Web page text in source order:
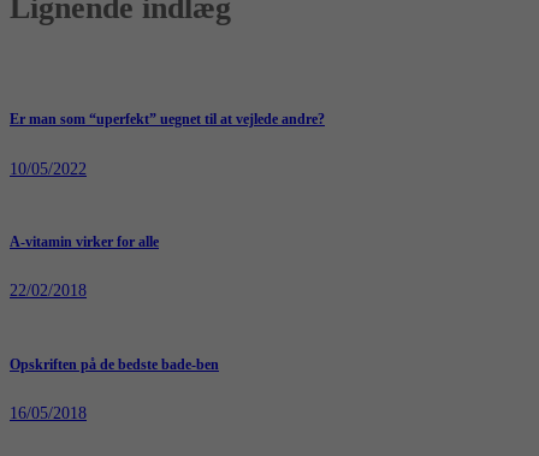
Lignende indlæg
Er man som “uperfekt” uegnet til at vejlede andre?
10/05/2022
A-vitamin virker for alle
22/02/2018
Opskriften på de bedste bade-ben
16/05/2018